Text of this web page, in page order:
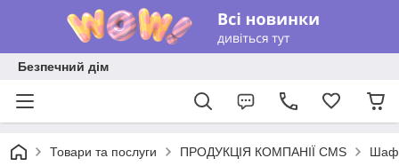
Безпечний дім
Товари та послуги ПРОДУКЦІЯ КОМПАНІЇ CMS